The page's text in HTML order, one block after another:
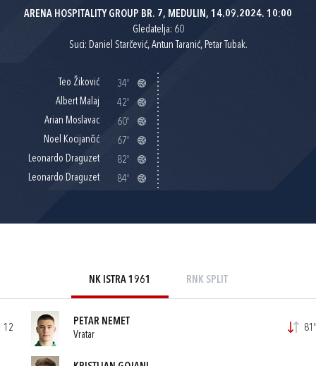
ARENA HOSPITALITY GROUP BR. 7, MEDULIN, 14.09.2024. 10:00
Gledatelja: 60
Suci: Daniel Starčević, Antun Taranić, Petar Tubak.
Teo Žiković
34'
Albert Malaj
42'
Arian Moslavac
60'
Noel Kocijančić
67'
Leonardo Draguzet
82'
Leonardo Draguzet
84'
NK ISTRA 1961 RNK SPLIT
12
PETAR NEMET
Vratar
81'